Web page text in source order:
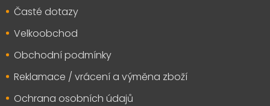
Časté dotazy
Velkoobchod
Obchodní podmínky
Reklamace / vrácení a výměna zboží
Ochrana osobních údajů